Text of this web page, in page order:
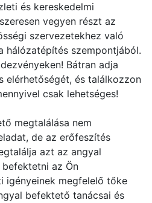
és kereskedelmi
vegyen részt az
szervezetekhez való
hálózatépítés szempontjából.
Bátran adja
elérhetőségét, és találkozzon
csak lehetséges!
megtalálása nem
de az erőfeszítés
azt az angyal
az Ön
igényeinek megfelelő tőke
befektető tanácsai és